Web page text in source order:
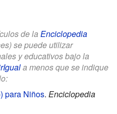
de la Enciclopedia
se puede utilizar
y educativos bajo la
a menos que se indique
para Niños. Enciclopedia